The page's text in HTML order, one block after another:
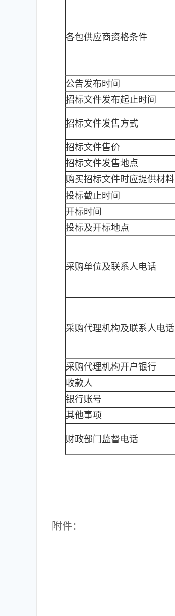
各包供应商资格条件
公告发布时间
招标文件发布起止时间
招标文件发售方式
招标文件售价
招标文件发售地点
购买招标文件时应提供材料
投标截止时间
开标时间
投标及开标地点
采购单位及联系人电话
采购代理机构及联系人电话
采购代理机构开户银行
收款人
银行账号
其他事项
财政部门监督电话
附件：